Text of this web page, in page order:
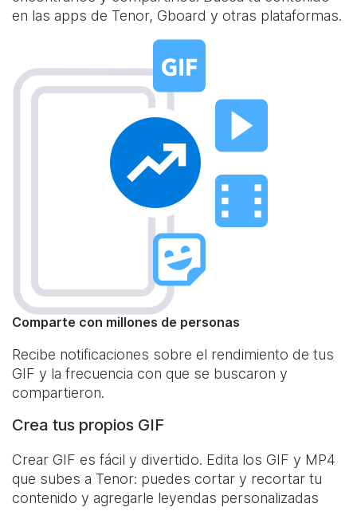
en las apps de Tenor, Gboard y otras plataformas.
Comparte con millones de personas
Recibe notificaciones sobre el rendimiento de tus
GIF y la frecuencia con que se buscaron y
compartieron.
Crea tus propios GIF
Crear GIF es fácil y divertido. Edita los GIF y MP4
que subes a Tenor: puedes cortar y recortar tu
contenido y agregarle leyendas personalizadas